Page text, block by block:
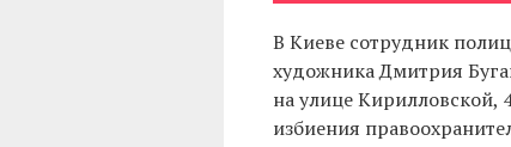
В Киеве сотрудник
художника Дмитрия
на улице Кирилловской,
избиения